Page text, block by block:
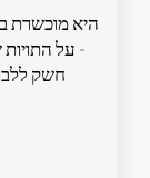
היא מוכשרת
- על
חשק